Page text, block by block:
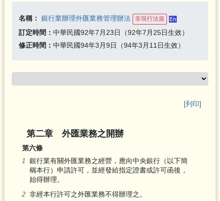
名稱： 銀行業辦理外匯業務管理辦法 非現行法規
訂定時間： 中華民國92年7月23日（92年7月25日生效）
修正時間： 中華民國94年3月9日（94年3月11日生效）
[列印]
第二章 外匯業務之開辦
第六條
銀行業有關外匯業務之經營，應向中央銀行（以下簡
稱本行）申請許可，並經發給指定證書或許可函後，
始得辦理。
非經本行許可之外匯業務不得辦理之。